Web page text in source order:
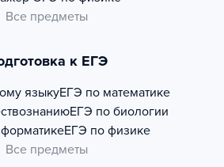
Все предметы
к ЕГЭ
языкуЕГЭ по математике
ЕГЭ по биологии
ЕГЭ по физике
Все предметы